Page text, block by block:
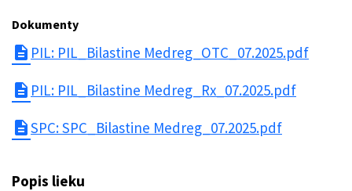
Dokumenty
description PIL: PIL_Bilastine Medreg_OTC_07.2025.pdf
description PIL: PIL_Bilastine Medreg_Rx_07.2025.pdf
descriptionSPC: SPC_Bilastine Medreg_07.2025.pdf
Popis lieku